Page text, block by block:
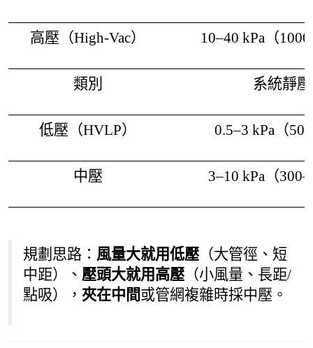
高壓（High-Vac） 10–40 kPa（
類別 系統靜
低壓（HVLP） 0.5–3 kPa（
中壓 3–10 kPa（
規劃思路： 風量大就用低壓 （大管徑、短
中距）、 壓頭大就用高壓 （小風量、長距/
點吸）， 夾在中間或管網複雜時採中壓。